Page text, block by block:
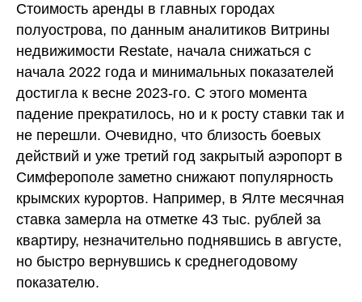
Стоимость аренды в главных городах
полуострова, по данным аналитиков Витрины
недвижимости Restate, начала снижаться с
начала 2022 года и минимальных показателей
достигла к весне 2023-го. С этого момента
падение прекратилось, но и к росту ставки так и
не перешли. Очевидно, что близость боевых
действий и уже третий год закрытый аэропорт в
Симферополе заметно снижают популярность
крымских курортов. Например, в Ялте месячная
ставка замерла на отметке 43 тыс. рублей за
квартиру, незначительно поднявшись в августе,
но быстро вернувшись к среднегодовому
показателю.